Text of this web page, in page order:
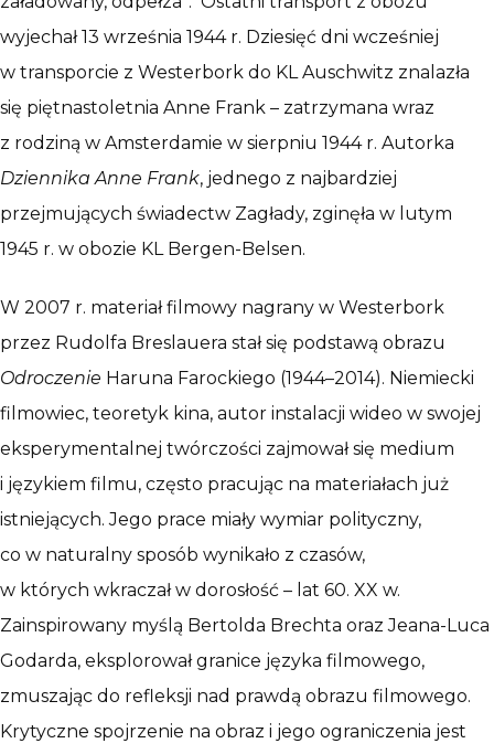
wyjechał 13 września 1944 r. Dziesięć dni wcześniej
w transporcie z Westerbork do KL Auschwitz znalazła
się piętnastoletnia Anne Frank – zatrzymana wraz
z rodziną w Amsterdamie w sierpniu 1944 r. Autorka
Dziennika Anne Frank, jednego z najbardziej
przejmujących świadectw Zagłady, zginęła w lutym
1945 r. w obozie KL Bergen-Belsen.
W 2007 r. materiał filmowy nagrany w Westerbork
przez Rudolfa Breslauera stał się podstawą obrazu
Odroczenie Haruna Farockiego (1944–2014). Niemiecki
filmowiec, teoretyk kina, autor instalacji wideo w swojej
eksperymentalnej twórczości zajmował się medium
i językiem filmu, często pracując na materiałach już
istniejących. Jego prace miały wymiar polityczny,
co w naturalny sposób wynikało z czasów,
w których wkraczał w dorosłość – lat 60. XX w.
Zainspirowany myślą Bertolda Brechta oraz Jeana-Luca
Godarda, eksplorował granice języka filmowego,
zmuszając do refleksji nad prawdą obrazu filmowego.
Krytyczne spojrzenie na obraz i jego ograniczenia jest